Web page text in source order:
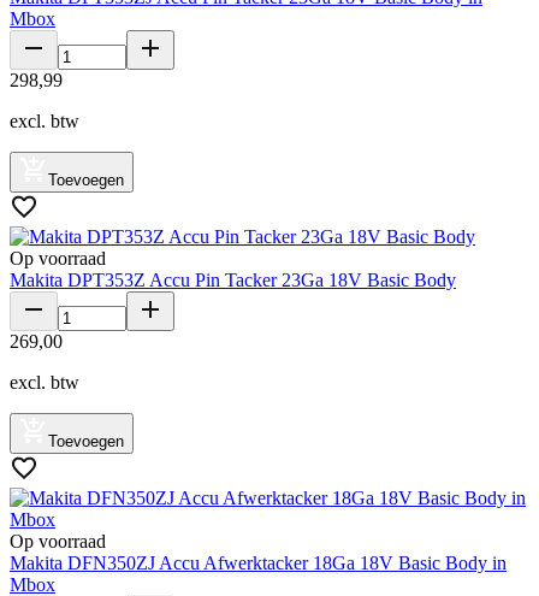
Mbox
298,99
excl. btw
Toevoegen
Op voorraad
Makita DPT353Z Accu Pin Tacker 23Ga 18V Basic Body
269,00
excl. btw
Toevoegen
Op voorraad
Makita DFN350ZJ Accu Afwerktacker 18Ga 18V Basic Body in
Mbox